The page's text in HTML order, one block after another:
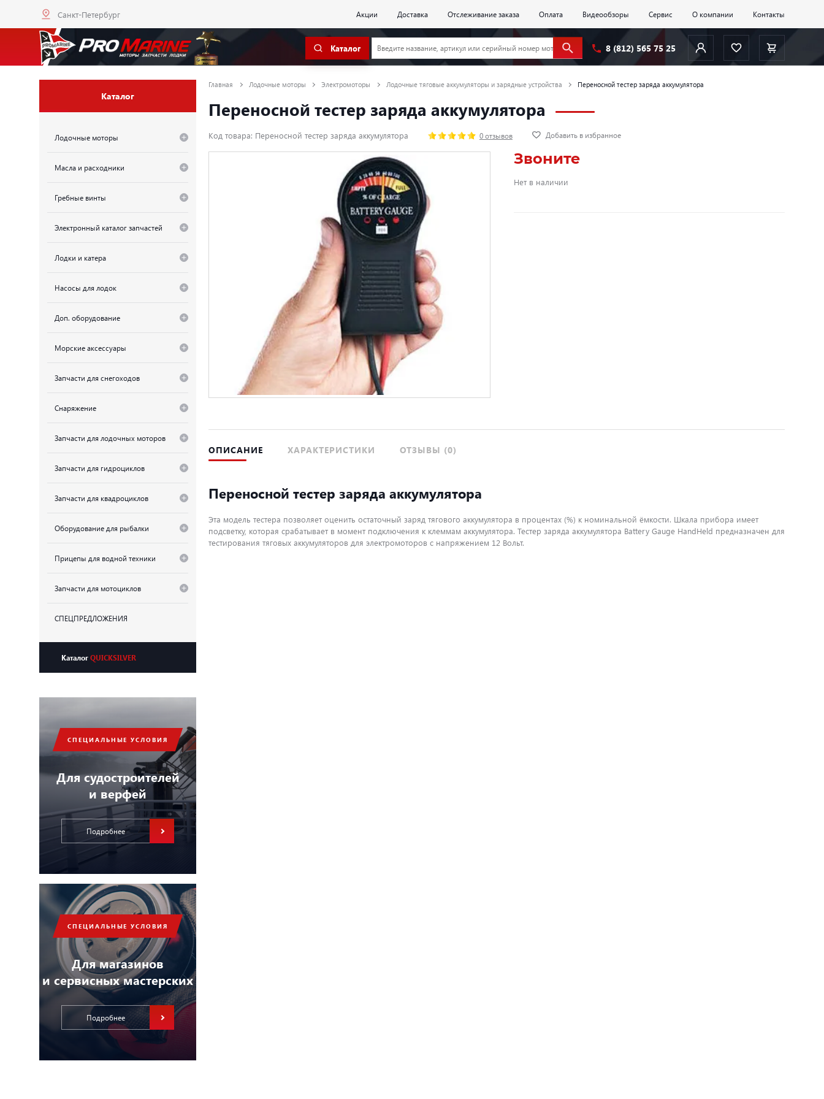
Санкт-Петербург Акции Доставка Отслеживание заказа Оплата Видеообзоры Сервис О компании Контакты
Каталог 8 (812) 565 75 25
Каталог
Лодочные моторы
Масла и расходники
Гребные винты
Электронный каталог запчастей
Лодки и катера
Насосы для лодок
Доп. оборудование
Морские аксессуары
Запчасти для снегоходов
Снаряжение
Запчасти для лодочных моторов
Запчасти для гидроциклов
Запчасти для квадроциклов
Оборудование для рыбалки
Прицепы для водной техники
Запчасти для мотоциклов
СПЕЦПРЕДЛОЖЕНИЯ
КаталогQUICKSILVER
СПЕЦИАЛЬНЫЕ УСЛОВИЯ
Для судостроителей
и верфей
Подробнее
СПЕЦИАЛЬНЫЕ УСЛОВИЯ
Для магазинов
и сервисных мастерских
Подробнее
Главная Лодочные моторы Электромоторы Лодочные тяговые аккумуляторы и зарядные устройства Переносной тестер заряда аккумулятора
Переносной тестер заряда аккумулятора
Код товара: Переносной тестер заряда аккумулятора 0 отзывов Добавить в избранное
Звоните
Нет в наличии
ОПИСАНИЕ ХАРАКТЕРИСТИКИ ОТЗЫВЫ (0)
Переносной тестер заряда аккумулятора
Эта модель тестера позволяет оценить остаточный заряд тягового аккумулятора в процентах (%) к номинальной ёмкости. Шкала прибора имеет
подсветку, которая срабатывает в момент подключения к клеммам аккумулятора. Тестер заряда аккумулятора Battery Gauge HandHeld предназначен для
тестирования тяговых аккумуляторов для электромоторов с напряжением 12 Вольт.